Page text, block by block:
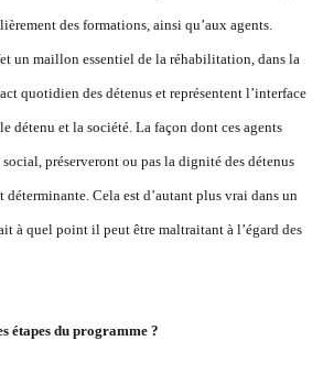
des formations, ainsi qu’aux agents.
un maillon essentiel de la réhabilitation, dans la
quotidien des détenus et représentent l’interface
détenu et la société. La façon dont ces agents
préserveront ou pas la dignité des détenus
déterminante. Cela est d’autant plus vrai dans un
à quel point il peut être maltraitant à l’égard des
étapes du programme ?